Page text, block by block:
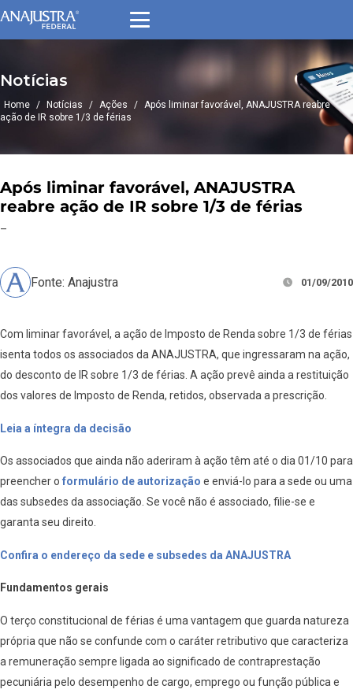
Notícias
Home / Notícias / Ações / Após liminar favorável, ANAJUSTRA reabre
ação de IR sobre 1/3 de férias
Após liminar favorável, ANAJUSTRA
reabre ação de IR sobre 1/3 de férias
–
Fonte: Anajustra 01/09/2010
Com liminar favorável, a ação de Imposto de Renda sobre 1/3 de férias
isenta todos os associados da ANAJUSTRA, que ingressaram na ação,
do desconto de IR sobre 1/3 de férias. A ação prevê ainda a restituição
dos valores de Imposto de Renda, retidos, observada a prescrição.
Leia a íntegra da decisão
Os associados que ainda não aderiram à ação têm até o dia 01/10 para
preencher o formulário de autorização e enviá-lo para a sede ou uma
das subsedes da associação. Se você não é associado, filie-se e
garanta seu direito.
Confira o endereço da sede e subsedes da ANAJUSTRA
Fundamentos gerais
O terço constitucional de férias é uma vantagem que guarda natureza
própria que não se confunde com o caráter retributivo que caracteriza
a remuneração sempre ligada ao significado de contraprestação
pecuniária pelo desempenho de cargo, emprego ou função pública e